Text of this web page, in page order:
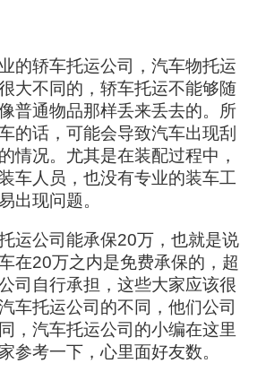
的轿车托运公司，汽车物托运
大不同的，轿车托运不能够随
普通物品那样丢来丢去的。所
的话，可能会导致汽车出现刮
情况。尤其是在装配过程中，
车人员，也没有专业的装车工
出现问题。
运公司能承保20万，也就是说
在20万之内是免费承保的，超
司自行承担，这些大家应该很
车托运公司的不同，他们公司
，汽车托运公司的小编在这里
参考一下，心里面好友数。